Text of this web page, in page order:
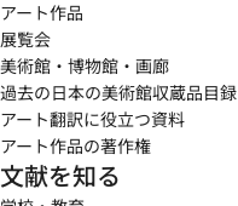
アート作品
展覧会
美術館・博物館・画廊
過去の日本の美術館収蔵品目録
アート翻訳に役立つ資料
アート作品の著作権
文献を知る